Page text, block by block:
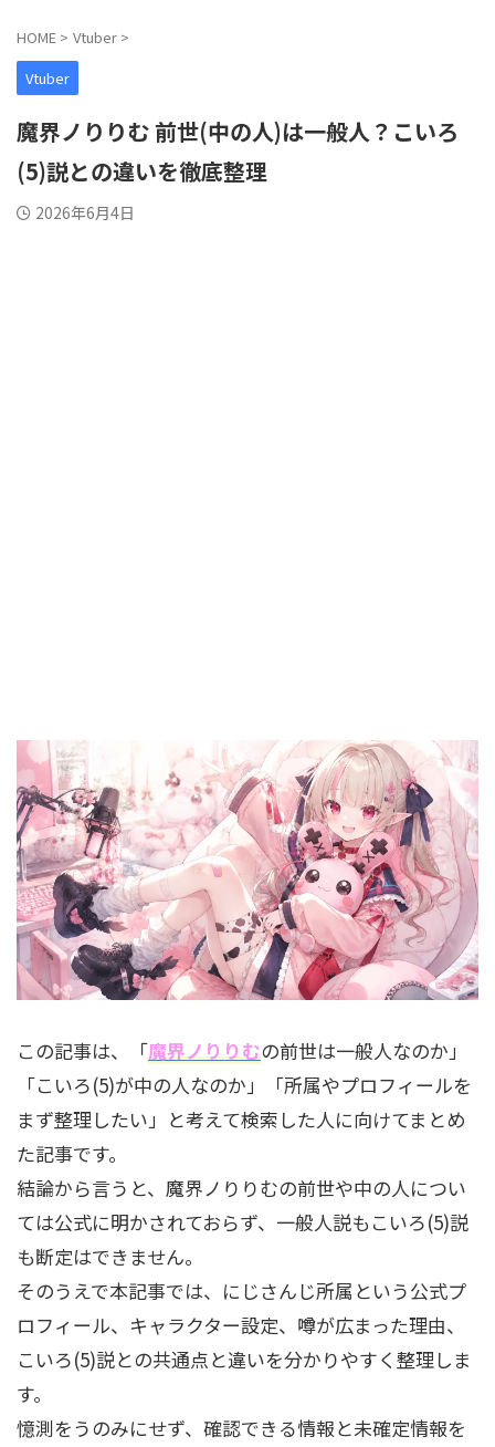
HOME > Vtuber >
Vtuber
魔界ノりりむ 前世(中の人)は一般人？こいろ
(5)説との違いを徹底整理
2026年6月4日
この記事は、「魔界ノりりむの前世は一般人なのか」
「こいろ(5)が中の人なのか」「所属やプロフィールを
まず整理したい」と考えて検索した人に向けてまとめ
た記事です。
結論から言うと、魔界ノりりむの前世や中の人につい
ては公式に明かされておらず、一般人説もこいろ(5)説
も断定はできません。
そのうえで本記事では、にじさんじ所属という公式プ
ロフィール、キャラクター設定、噂が広まった理由、
こいろ(5)説との共通点と違いを分かりやすく整理しま
す。
憶測をうのみにせず、確認できる情報と未確定情報を